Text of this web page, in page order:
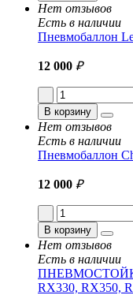
Нет отзывов
Есть в наличии
Пневмобаллон
12 000 ₽
В корзину
Нет отзывов
Есть в наличии
Пневмобаллон
12 000 ₽
В корзину
Нет отзывов
Есть в наличии
RX330, RX350,